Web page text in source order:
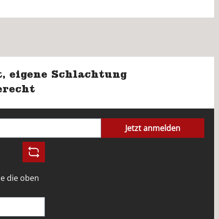
eigene Schlachtung
Jetzt anmelden
die oben